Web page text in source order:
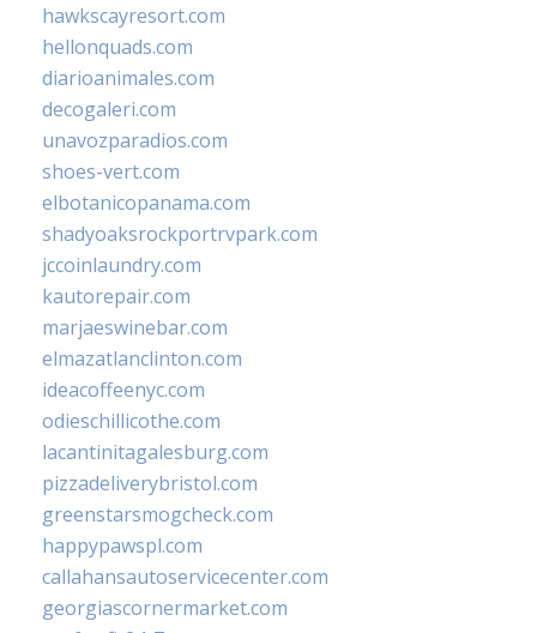
hawkscayresort.com
hellonquads.com
diarioanimales.com
decogaleri.com
unavozparadios.com
shoes-vert.com
elbotanicopanama.com
shadyoaksrockportrvpark.com
jccoinlaundry.com
kautorepair.com
marjaeswinebar.com
elmazatlanclinton.com
ideacoffeenyc.com
odieschillicothe.com
lacantinitagalesburg.com
pizzadeliverybristol.com
greenstarsmogcheck.com
happypawspl.com
callahansautoservicecenter.com
georgiascornermarket.com